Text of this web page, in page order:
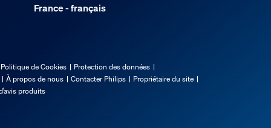
France - français
Politique de Cookies
Protection des données
À propos de nous
Contacter Philips
Propriétaire du site
produits